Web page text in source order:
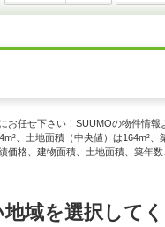
任せ下さい！SUUMOの物件情
、土地面積（中央値）は164m²
格、建物面積、土地面積、築年
域を選択して